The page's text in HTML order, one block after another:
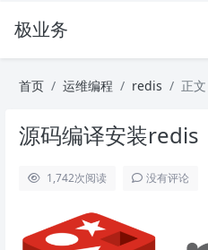
极业务
首页 运维编程 redis 正文
源码编译安装redis
1,742次阅读 没有评论